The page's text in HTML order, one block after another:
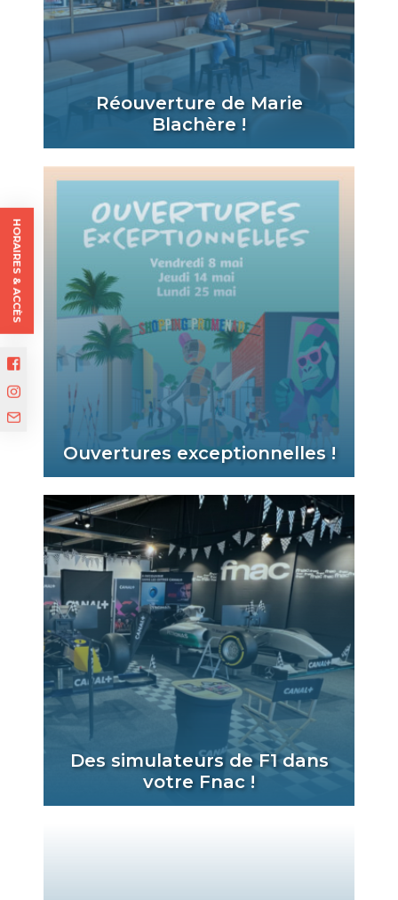
Réouverture de Marie
Blachère !
Ouvertures exceptionnelles !
Des simulateurs de F1 dans
votre Fnac !
HORAIRES & ACCÈS